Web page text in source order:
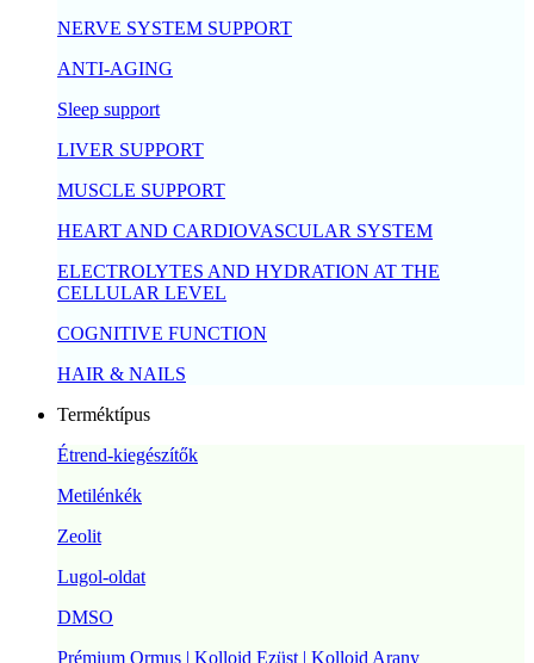
NERVE SYSTEM SUPPORT
ANTI-AGING
Sleep support
LIVER SUPPORT
MUSCLE SUPPORT
HEART AND CARDIOVASCULAR SYSTEM
ELECTROLYTES AND HYDRATION AT THE
CELLULAR LEVEL
COGNITIVE FUNCTION
HAIR & NAILS
Terméktípus
Étrend-kiegészítők
Metilénkék
Zeolit
Lugol-oldat
DMSO
Prémium Ormus | Kolloid Ezüst | Kolloid Arany